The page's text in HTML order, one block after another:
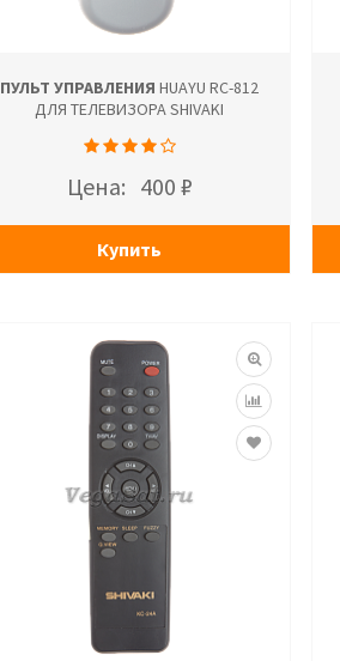
ПУЛЬТ УПРАВЛЕНИЯ HUAYU RC-812
ДЛЯ ТЕЛЕВИЗОРА SHIVAKI
Цена: 400 ₽
Купить